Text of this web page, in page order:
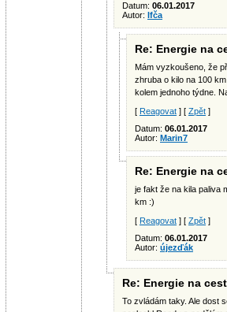
Datum: 06.01.2017
Autor: Ifča
Re: Energie na
Mám vyzkoušeno, že
zhruba o kilo na 100
kolem jednoho týdne.
[ Reagovat ] [ Zpět ]
Datum: 06.01.2017
Autor: Marin7
Re: Energie na
je fakt že na kila paliva
km :)
[ Reagovat ] [ Zpět ]
Datum: 06.01.2017
Autor: újezďák
Re: Energie na
To zvládám taky. Ale dost